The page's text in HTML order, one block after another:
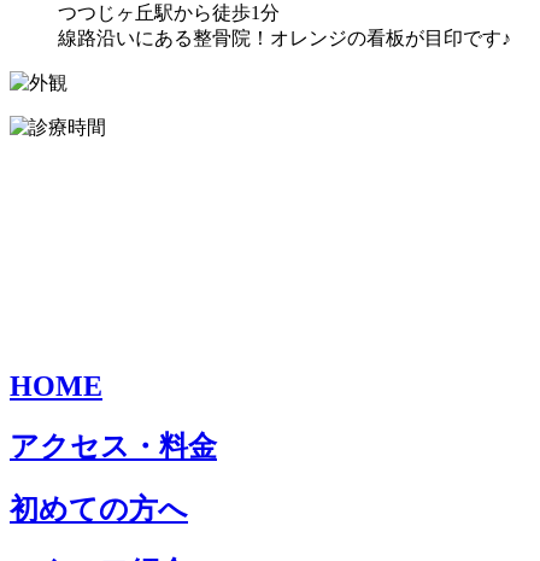
つつじヶ丘駅から徒歩1分
線路沿いにある整骨院！オレンジの看板が目印です♪
HOME
アクセス・料金
初めての方へ